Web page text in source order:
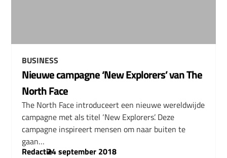
BUSINESS
Nieuwe campagne ‘New Explorers’ van The
North Face
The North Face introduceert een nieuwe wereldwijde
campagne met als titel ‘New Explorers’. Deze
campagne inspireert mensen om naar buiten te
gaan…
Redactie
–
24 september 2018